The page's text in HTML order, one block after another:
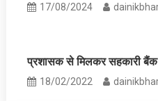
17/08/2024
प्रशासक से मिलकर सहकारी बैंक
18/02/2022